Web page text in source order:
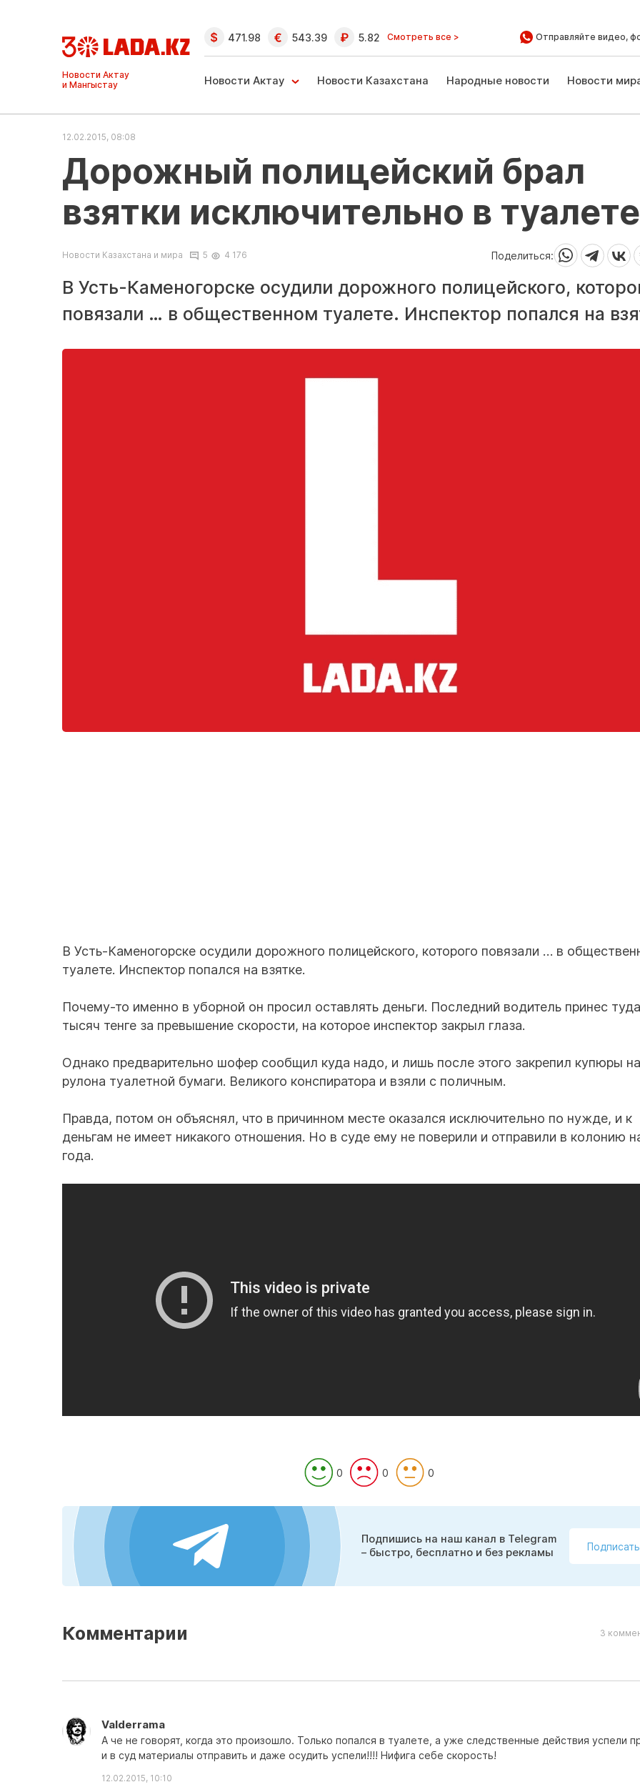
Ақтау және
Манғыстау
жаңалықтары
471.98 543.39 5.82 Смотреть все > Отправляйте видео,
Новости Актау Новости Казахстана Народные новости Новости
12.02.2015, 08:08
Дорожный полицейский брал
взятки исключительно в туалете
Новости Казахстана и мира 5 4 176 Поделиться:
В Усть-Каменогорске осудили дорожного полицейского,
повязали … в общественном туалете. Инспектор попался на
В Усть-Каменогорске осудили дорожного полицейского, которого повязали … в
туалете. Инспектор попался на взятке.
Почему-то именно в уборной он просил оставлять деньги. Последний водитель принес
тысяч тенге за превышение скорости, на которое инспектор закрыл глаза.
Однако предварительно шофер сообщил куда надо, и лишь после этого закрепил купюры
рулона туалетной бумаги. Великого конспиратора и взяли с поличным.
Правда, потом он объяснял, что в причинном месте оказался исключительно по нужде, и к
деньгам не имеет никакого отношения. Но в суде ему не поверили и отправили в колонию
года.
0 0 0
Подпишись на наш канал в Telegram
– быстро, бесплатно и без рекламы
Комментарии 3
Valderrama
А че не говорят, когда это произошло. Только попался в туалете, а уже следственные действия успели
и в суд материалы отправить и даже осудить успели!!!! Нифига себе скорость!
12.02.2015, 10:10